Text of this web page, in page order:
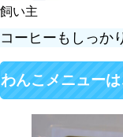
飼い主
コーヒーもしっか
わんこメニュー